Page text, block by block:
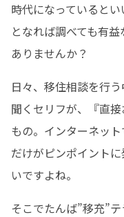
時代になっていると
となれば調べても有
ありませんか？
日々、移住相談を行
聞くセリフが、『直
もの。インターネッ
だけがピンポイント
いですよね。
そこでたんば”移充”